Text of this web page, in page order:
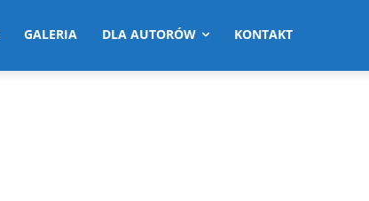
GALERIA DLA AUTORÓW KONTAKT